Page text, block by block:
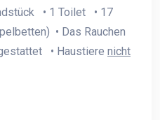
• 1 Toilet • 17
• Das Rauchen
• Haustiere nicht